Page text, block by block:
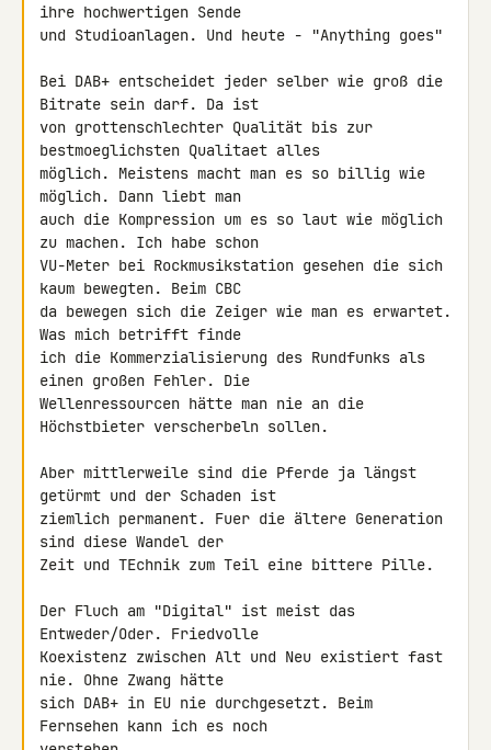
ihre hochwertigen Sende
und Studioanlagen. Und heute - "Anything goes"
Bei DAB+ entscheidet jeder selber wie groß die
Bitrate sein darf. Da ist
von grottenschlechter Qualität bis zur
bestmoeglichsten Qualitaet alles
möglich. Meistens macht man es so billig wie
möglich. Dann liebt man
auch die Kompression um es so laut wie möglich
zu machen. Ich habe schon
VU-Meter bei Rockmusikstation gesehen die sich
kaum bewegten. Beim CBC
da bewegen sich die Zeiger wie man es erwartet.
Was mich betrifft finde
ich die Kommerzialisierung des Rundfunks als
einen großen Fehler. Die
Wellenressourcen hätte man nie an die
Höchstbieter verscherbeln sollen.
Aber mittlerweile sind die Pferde ja längst
getürmt und der Schaden ist
ziemlich permanent. Fuer die ältere Generation
sind diese Wandel der
Zeit und TEchnik zum Teil eine bittere Pille.
Der Fluch am "Digital" ist meist das
Entweder/Oder. Friedvolle
Koexistenz zwischen Alt und Neu existiert fast
nie. Ohne Zwang hätte
sich DAB+ in EU nie durchgesetzt. Beim
Fernsehen kann ich es noch